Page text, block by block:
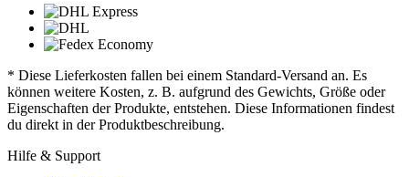
* Diese Lieferkosten fallen bei einem Standard-Versand an. Es
können weitere Kosten, z. B. aufgrund des Gewichts, Größe oder
Eigenschaften der Produkte, entstehen. Diese Informationen findest
du direkt in der Produktbeschreibung.
Hilfe & Support